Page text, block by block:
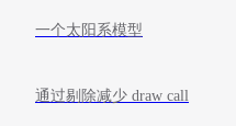
一个太阳系模型
通过剔除减少 draw call